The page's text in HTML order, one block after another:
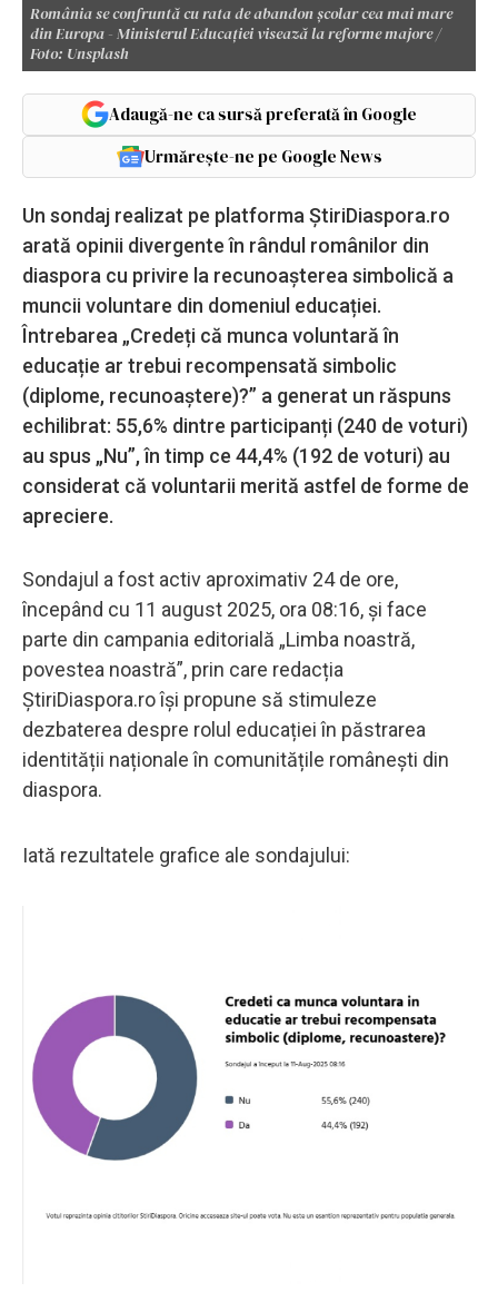
România se confruntă cu rata de abandon școlar cea mai mare
din Europa - Ministerul Educației visează la reforme majore /
Foto: Unsplash
Adaugă-ne ca sursă preferată în Google
Urmărește-ne pe Google News
Un sondaj realizat pe platforma ȘtiriDiaspora.ro
arată opinii divergente în rândul românilor din
diaspora cu privire la recunoașterea simbolică a
muncii voluntare din domeniul educației.
Întrebarea „Credeți că munca voluntară în
educație ar trebui recompensată simbolic
(diplome, recunoaștere)?” a generat un răspuns
echilibrat: 55,6% dintre participanți (240 de voturi)
au spus „Nu”, în timp ce 44,4% (192 de voturi) au
considerat că voluntarii merită astfel de forme de
apreciere.
Sondajul a fost activ aproximativ 24 de ore,
începând cu 11 august 2025, ora 08:16, și face
parte din campania editorială „Limba noastră,
povestea noastră”, prin care redacția
ȘtiriDiaspora.ro își propune să stimuleze
dezbaterea despre rolul educației în păstrarea
identității naționale în comunitățile românești din
diaspora.
Iată rezultatele grafice ale sondajului: